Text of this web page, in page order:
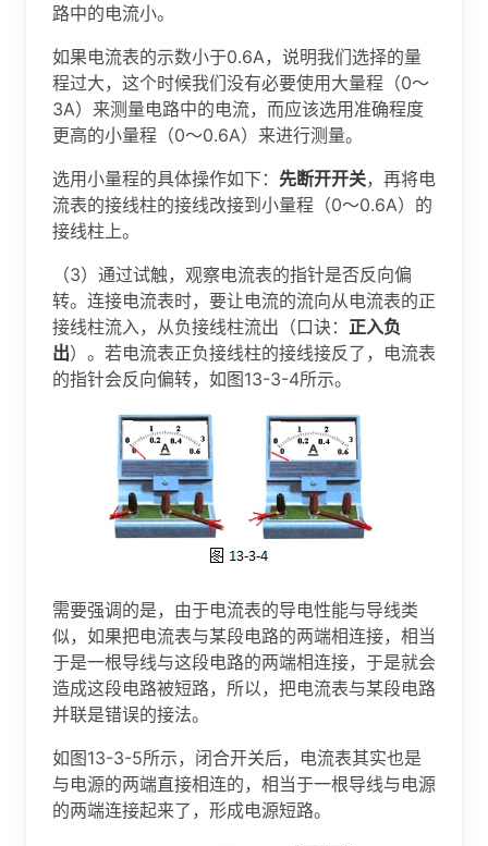
路中的电流小。
如果电流表的示数小于0.6A，说明我们选择的量
程过大，这个时候我们没有必要使用大量程（0～
3A）来测量电路中的电流，而应该选用准确程度
更高的小量程（0～0.6A）来进行测量。
选用小量程的具体操作如下： 先断开开关，再将电
流表的接线柱的接线改接到小量程（0～0.6A）的
接线柱上。
（3）通过试触，观察电流表的指针是否反向偏
转。连接电流表时，要让电流的流向从电流表的正
接线柱流入，从负接线柱流出（口诀： 正入负
出）。若电流表正负接线柱的接线接反了，电流表
的指针会反向偏转，如图13-3-4所示。
需要强调的是，由于电流表的导电性能与导线类
似，如果把电流表与某段电路的两端相连接，相当
于是一根导线与这段电路的两端相连接，于是就会
造成这段电路被短路，所以，把电流表与某段电路
并联是错误的接法。
如图13-3-5所示，闭合开关后，电流表其实也是
与电源的两端直接相连的，相当于一根导线与电源
的两端连接起来了，形成电源短路。